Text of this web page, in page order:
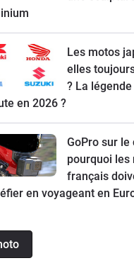
Les motos
elles
? La
en 2026 ?
GoPro sur le
pourquoi les
français
en voyageant en